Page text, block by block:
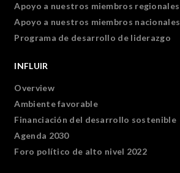
Apoyo a nuestros miembros regionales
Apoyo a nuestros miembros nacionales
Programa de desarrollo de liderazgo
INFLUIR
Overview
Ambiente favorable
Financiación del desarrollo sostenible
Agenda 2030
Foro político de alto nivel 2022